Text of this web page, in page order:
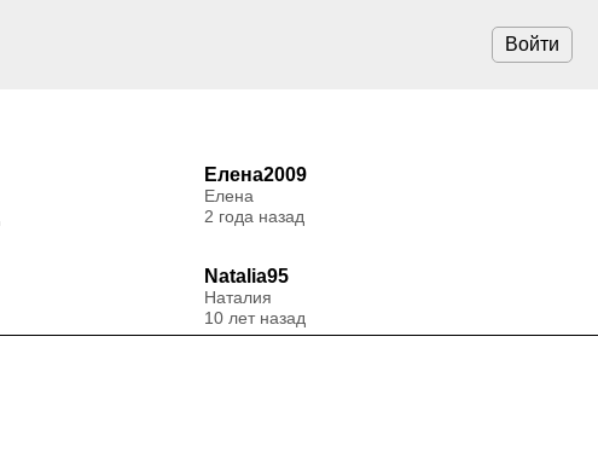
Войти
Елена2009
Елена
2 года назад
Natalia95
Наталия
10 лет назад